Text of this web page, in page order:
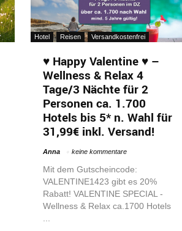
Hotel Reisen Versandkostenfrei
♥ Happy Valentine ♥ –
Wellness & Relax 4
Tage/3 Nächte für 2
Personen ca. 1.700
Hotels bis 5* n. Wahl für
31,99€ inkl. Versand!
Anna keine kommentare
Mit dem Gutscheincode:
VALENTINE1423 gibt es 20%
Rabatt! VALENTINE SPECIAL -
Wellness & Relax ca.1700 Hotels